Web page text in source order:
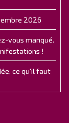
2026
vous manqué.
!
ce qu'il faut